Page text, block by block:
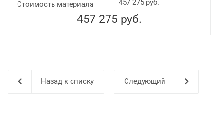
Стоимость материала
457 275 руб.
457 275 руб.
Назад к списку